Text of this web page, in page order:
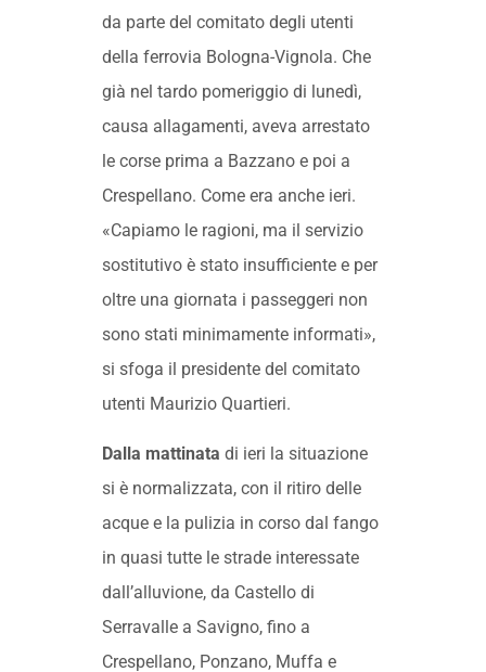
da parte del comitato degli utenti
della ferrovia Bologna-Vignola. Che
già nel tardo pomeriggio di lunedì,
causa allagamenti, aveva arrestato
le corse prima a Bazzano e poi a
Crespellano. Come era anche ieri.
«Capiamo le ragioni, ma il servizio
sostitutivo è stato insufficiente e per
oltre una giornata i passeggeri non
sono stati minimamente informati»,
si sfoga il presidente del comitato
utenti Maurizio Quartieri.
Dalla mattinata di ieri la situazione
si è normalizzata, con il ritiro delle
acque e la pulizia in corso dal fango
in quasi tutte le strade interessate
dall’alluvione, da Castello di
Serravalle a Savigno, fino a
Crespellano, Ponzano, Muffa e